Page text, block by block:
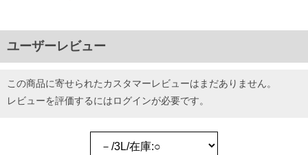
ユーザーレビュー
この商品に寄せられたカスタマーレビューはまだありません。
レビューを評価するにはログインが必要です。